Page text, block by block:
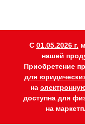
C 01.05.2026 г.
нашей
Приобретение
для
на
доступна для
на